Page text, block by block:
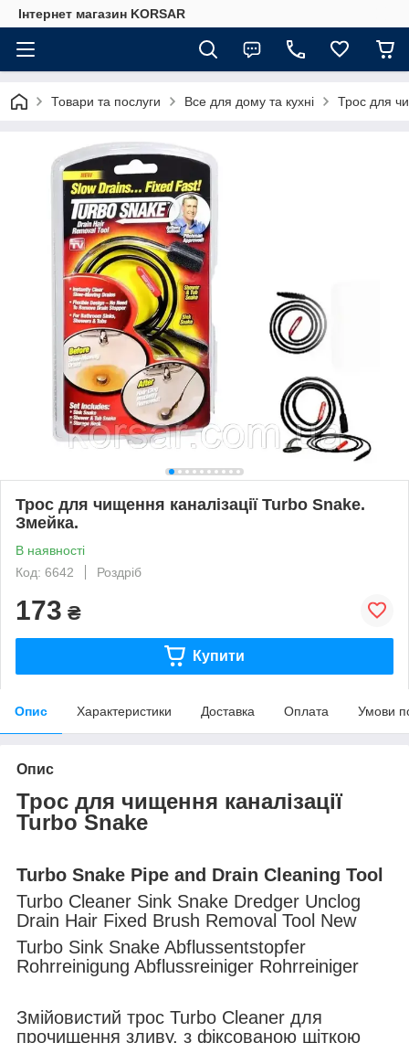
Iнтернет магазин KORSAR
Товари та послуги Все для дому та кухні Трос для
Трос для чищення каналізації Turbo Snake.
Змейка.
В наявності
Код: 6642
Роздріб
173 ₴
Купити
Опис Характеристики Доставка Оплата Умови
Опис
Трос для чищення каналізації
Turbo Snake
Turbo Snake Pipe and Drain Cleaning Tool
Turbo Cleaner Sink Snake Dredger Unclog
Drain Hair Fixed Brush Removal Tool New
Turbo Sink Snake Abflussentstopfer
Rohrreinigung Abflussreiniger Rohrreiniger
Змійовистий трос Turbo Cleaner для
прочищення зливу, з фіксованою щіткою